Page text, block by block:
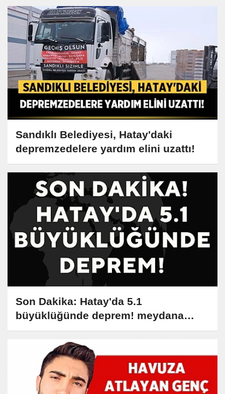
Sandıklı Belediyesi, Hatay'daki
depremzedelere yardım elini uzattı!
Son Dakika: Hatay'da 5.1
büyüklüğünde deprem! meydana
geldi!